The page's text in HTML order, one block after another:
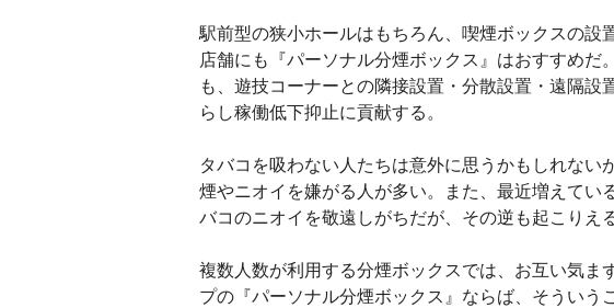
駅前型の狭小ホールはもちろん、喫煙ボックスの設
店舗にも『パーソナル分煙ボックス』はおすすめだ
も、遊技コーナーとの隣接設置・分散設置・遠隔
らし稼働低下抑止に貢献する。
タバコを吸わない人たちは意外に思うかもしれな
煙やニオイを嫌がる人が多い。また、最近増えてい
バコのニオイを敬遠しがちだが、その逆も起こりえる
複数人数が利用する分煙ボックスでは、お互い気ま
プの『パーソナル分煙ボックス』ならば、そういう